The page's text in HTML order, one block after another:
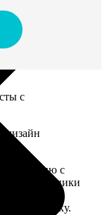
с
дизайн
с
сотрудники
в
на обложку.